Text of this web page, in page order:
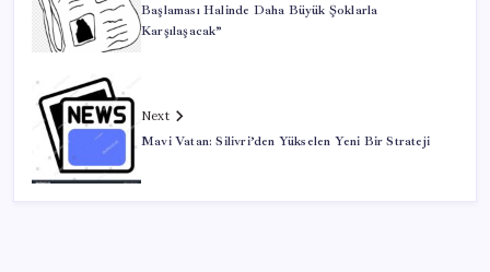
Başlaması Halinde Daha Büyük Şoklarla
Karşılaşacak”
Next
Mavi Vatan: Silivri’den Yükselen Yeni Bir Strateji